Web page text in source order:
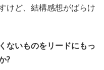
けど、結構感想がばらけ
ないものをリードにもっ
?